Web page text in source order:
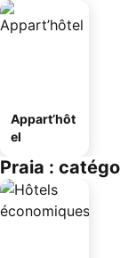
Appart’hôt
el
Praia :